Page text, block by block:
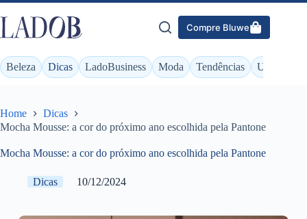
Pular
para
o
conteúdo
Compre Bluwe
Beleza Dicas LadoBusiness Moda Tendências Unhas
Home
Dicas
Mocha Mousse: a cor do próximo ano escolhida pela Pantone
Mocha Mousse: a cor do próximo ano escolhida pela Pantone
Dicas 10/12/2024